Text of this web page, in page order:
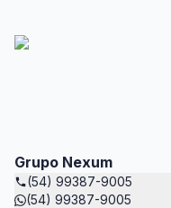
Grupo Nexum
(54) 99387-9005
(54) 99387-9005